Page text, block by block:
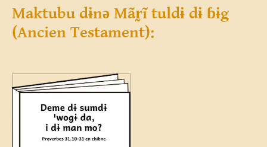
Maktubu dɨnə Mãr̰ĩ tuldɨ dɨ ɓɨg
(Ancien Testament):